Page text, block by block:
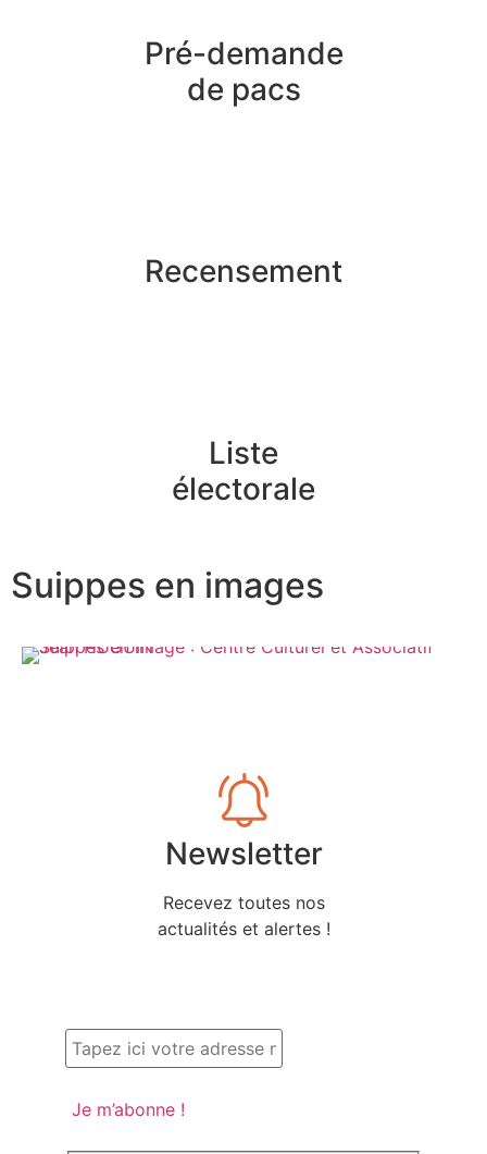
Pré-demande
de pacs
Recensement
Liste
électorale
Suippes en images
Newsletter
Recevez toutes nos
actualités et alertes !